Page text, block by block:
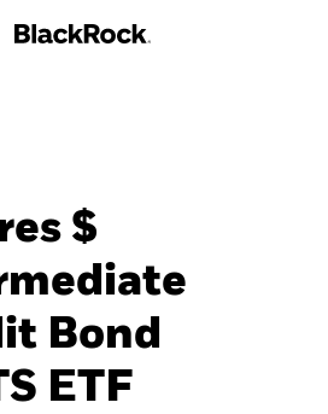
$
Bond
ETF